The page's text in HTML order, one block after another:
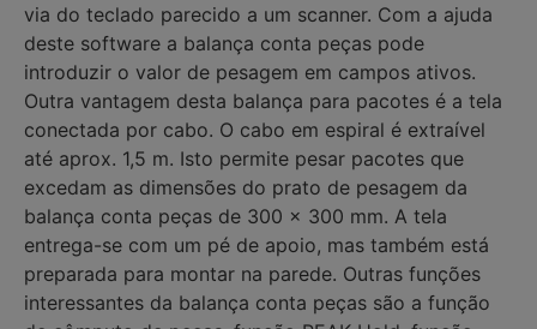
via do teclado parecido a um scanner. Com a ajuda
deste software a balança conta peças pode
introduzir o valor de pesagem em campos ativos.
Outra vantagem desta balança para pacotes é a tela
conectada por cabo. O cabo em espiral é extraível
até aprox. 1,5 m. Isto permite pesar pacotes que
excedam as dimensões do prato de pesagem da
balança conta peças de 300 x 300 mm. A tela
entrega-se com um pé de apoio, mas também está
preparada para montar na parede. Outras funções
interessantes da balança conta peças são a função